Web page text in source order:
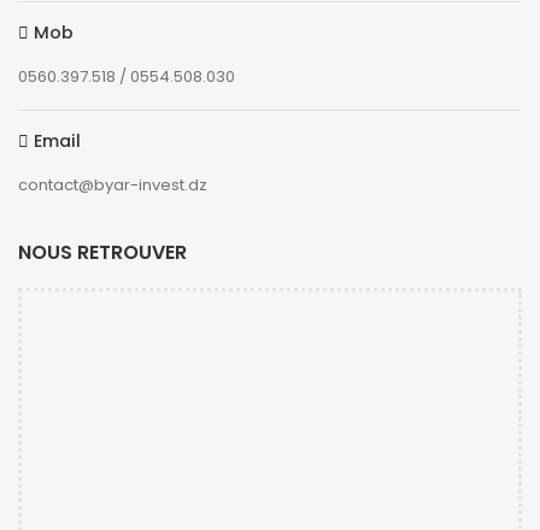
Mob
0560.397.518 / 0554.508.030
Email
contact@byar-invest.dz
NOUS RETROUVER